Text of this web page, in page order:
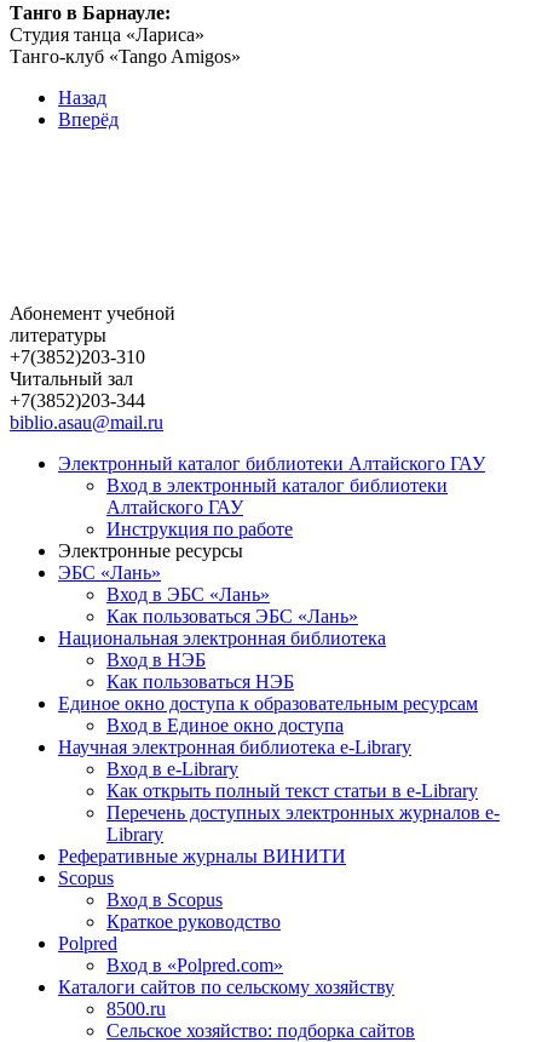
Танго в Барнауле:
Студия танца «Лариса»
Танго-клуб «Tango Amigos»
Назад
Вперёд
Абонемент учебной
литературы
+7(3852)203-310
Читальный зал
+7(3852)203-344
biblio.asau@mail.ru
Электронный каталог библиотеки Алтайского ГАУ
Вход в электронный каталог библиотеки
Алтайского ГАУ
Инструкция по работе
Электронные ресурсы
ЭБС «Лань»
Вход в ЭБС «Лань»
Как пользоваться ЭБС «Лань»
Национальная электронная библиотека
Вход в НЭБ
Как пользоваться НЭБ
Единое окно доступа к образовательным ресурсам
Вход в Единое окно доступа
Научная электронная библиотека e-Library
Вход в e-Library
Как открыть полный текст статьи в e-Library
Перечень доступных электронных журналов e-
Library
Реферативные журналы ВИНИТИ
Scopus
Вход в Scopus
Краткое руководство
Polpred
Вход в «Polpred.com»
Каталоги сайтов по сельскому хозяйству
8500.ru
Сельское хозяйство: подборка сайтов